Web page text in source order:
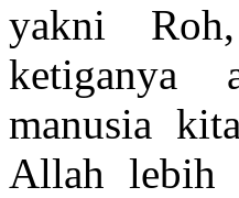
yakni
ketiganya
manusia
Allah lebih